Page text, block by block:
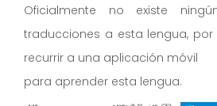
Oficialmente no existe
traducciones a esta lengua,
recurrir a una aplicación móvil
para aprender esta lengua.